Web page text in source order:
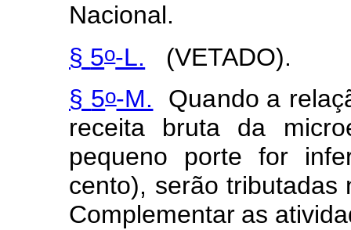
Nacional.
§ 5o-L.
(VETADO).
§ 5o-M. Quando a rela
receita
bruta da micro
pequeno porte for inf
cento), serão tributadas
Complementar as a